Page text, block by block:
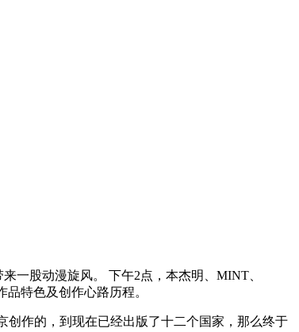
一股动漫旋风。 下午2点，本杰明、MINT、
特色及创作心路历程。
作的，到现在已经出版了十二个国家，那么终于